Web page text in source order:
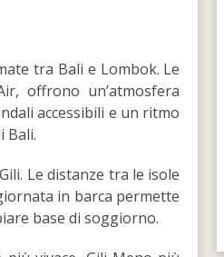
tra Bali e Lombok. Le
offrono un’atmosfera
accessibili e un ritmo
Bali.
Le distanze tra le isole
in barca permette
base di soggiorno.